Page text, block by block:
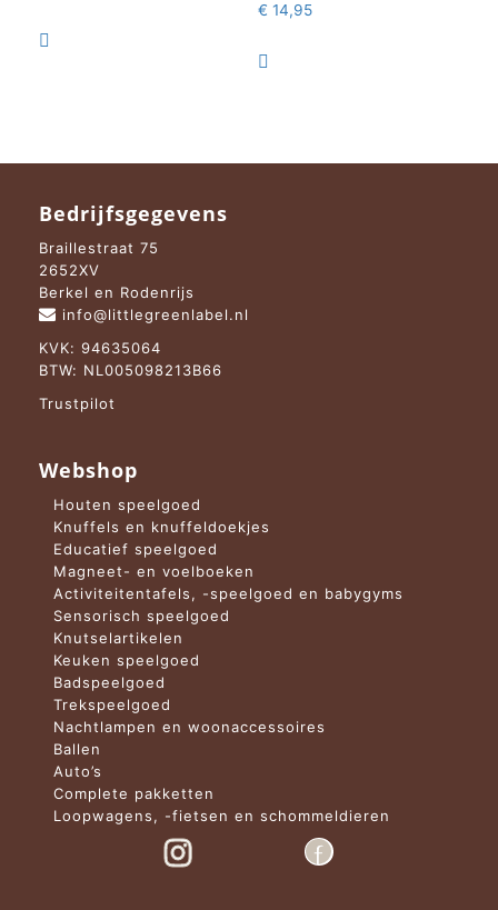

€ 14,95

Bedrijfsgegevens
Braillestraat 75
2652XV
Berkel en Rodenrijs
info@littlegreenlabel.nl
KVK: 94635064
BTW: NL005098213B66
Trustpilot
Webshop
Houten speelgoed
Knuffels en knuffeldoekjes
Educatief speelgoed
Magneet- en voelboeken
Activiteitentafels, -speelgoed en babygyms
Sensorisch speelgoed
Knutselartikelen
Keuken speelgoed
Badspeelgoed
Trekspeelgoed
Nachtlampen en woonaccessoires
Ballen
Auto’s
Complete pakketten
Loopwagens, -fietsen en schommeldieren